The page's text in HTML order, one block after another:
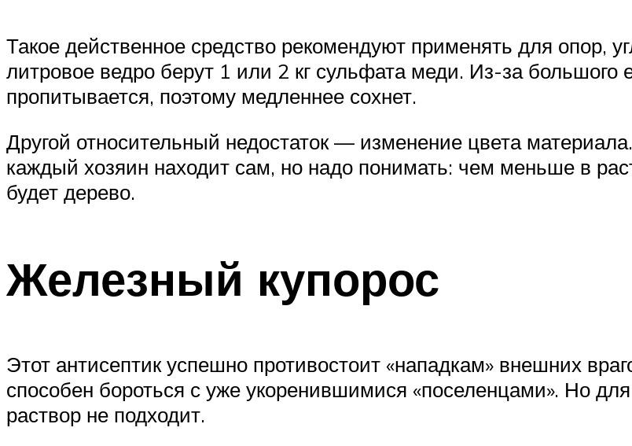
Такое действенное средство рекомендуют применять для опор,
литровое ведро берут 1 или 2 кг сульфата меди. Из-за большого
пропитывается, поэтому медленнее сохнет.
Другой относительный недостаток — изменение цвета
каждый хозяин находит сам, но надо понимать: чем меньше в
будет дерево.
Железный купорос
Этот антисептик успешно противостоит «нападкам» внешних
способен бороться с уже укоренившимися «поселенцами». Но
раствор не подходит.